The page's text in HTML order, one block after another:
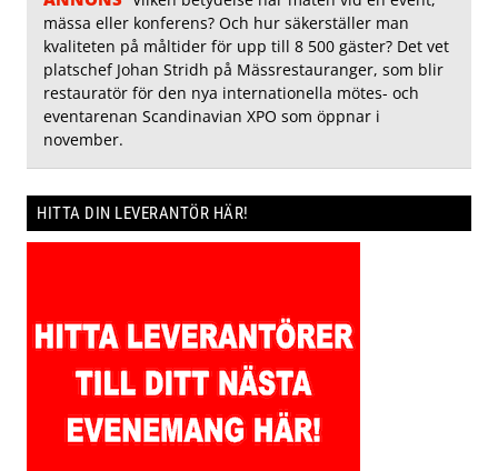
mässa eller konferens? Och hur säkerställer man
kvaliteten på måltider för upp till 8 500 gäster? Det vet
platschef Johan Stridh på Mässrestauranger, som blir
restauratör för den nya internationella mötes- och
eventarenan Scandinavian XPO som öppnar i
november.
HITTA DIN LEVERANTÖR HÄR!